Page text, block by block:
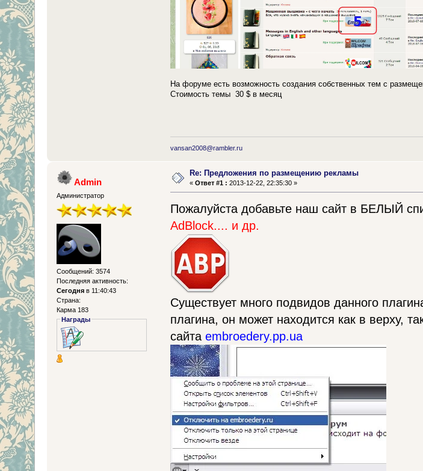
На форуме есть возможность создания собственных тем с
Стоимость темы 30 $ в месяц
vansan2008@rambler.ru
Admin
Администратор
Сообщений: 3574
Последняя активность:
Сегодня в 11:40:43
Страна:
Карма 183
Награды
Re: Предложения по размещению рекламы
«Ответ #1 : 2013-12-22, 22:35:30 »
Пожалуйста добавьте наш сайт в БЕЛЫЙ
AdBlock.... и др.
Существует много подвидов данного
плагина, он может находится как в верху,
сайта embroedery.pp.ua